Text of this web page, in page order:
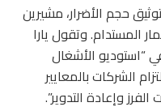
حجم الأضرار، مشيرين
المستدام. وتقول يارا
“استوديو الأشغال
الشركات بالمعايير
وإعادة التدوير”.